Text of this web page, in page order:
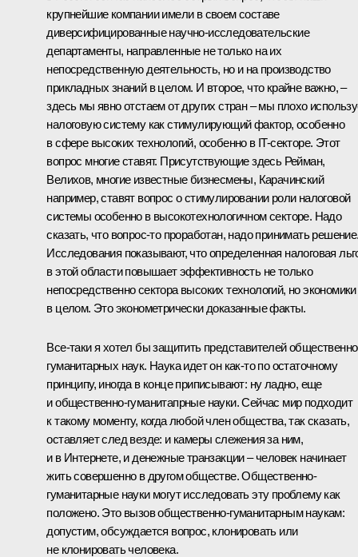
крупнейшие компании имели в своем составе
диверсифицированные научно-исследовательские
департаменты, направленные не только на их
непосредственную деятельность, но и на производство
прикладных знаний в целом. И второе, что крайне важно, –
здесь мы явно отстаем от других стран – мы плохо
налоговую систему как стимулирующий фактор, особенно
в сфере высоких технологий, особенно в IT-секторе. Этот
вопрос многие ставят. Присутствующие здесь Рейман,
Велихов, многие известные бизнесмены, Карачинский
например, ставят вопрос о стимулировании роли налоговой
системы особенно в высокотехнологичном секторе. Надо
сказать, что вопрос‑то проработан, надо принимать
Исследования показывают, что определенная налоговая
в этой области повышает эффективность не только
непосредственно сектора высоких технологий, но экономики
в целом. Это эконометрически доказанные факты.
Все‑таки я хотел бы защитить представителей
гуманитарных наук. Наука идет он как‑то по остаточному
принципу, иногда в конце приписывают: ну ладно, еще
и общественно-гуманитапрные науки. Сейчас мир подходит
к такому моменту, когда любой член общества, так сказать,
оставляет след везде: и камеры слежения за ним,
и в Интернете, и денежные транзакции – человек начинает
жить совершенно в другом обществе. Общественно-
гуманитарные науки могут исследовать эту проблему как
положено. Это вызов общественно-гуманитарным наукам:
допустим, обсуждается вопрос, клонировать или
не клонировать человека.